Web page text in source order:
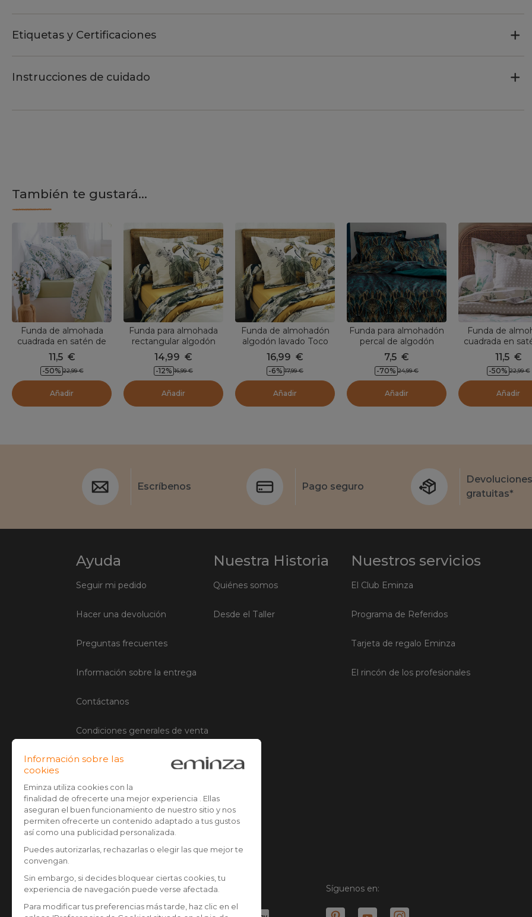
Etiquetas y Certificaciones
Instrucciones de cuidado
También te gustará...
Funda de almohada
cuadrada en satén de
algodón (65 x 65 cm)
Angèle Verde lima
11,5 €
-50% 22,99 €
Añadir
Funda para almohada
rectangular algodón
lavado Toco Verde
14,99 €
-12% 16,99 €
Añadir
Funda de almohadón
algodón lavado Toco
Verde
16,99 €
-6% 17,99 €
Añadir
Funda para almohadón
percal de algodón
Escale Verde esmeralda
7,5 €
-70% 24,99 €
Añadir
Funda de
cuadrada en
algodón (65 x 65
Voyage Verde
11,5 €
-50% 22,99 €
Añadir
Escríbenos Pago seguro
Devoluciones
gratuitas*
Ayuda
Seguir mi pedido
Hacer una devolución
Preguntas frecuentes
Información sobre la entrega
Contáctanos
Condiciones generales de venta
Aviso legal
Administración de Cookies
Opiniones clientes
Nuestra Historia
Quiénes somos
Desde el Taller
Nuestros servicios
El Club Eminza
Programa de Referidos
Tarjeta de regalo Eminza
El rincón de los profesionales
Pago seguro Síguenos en: